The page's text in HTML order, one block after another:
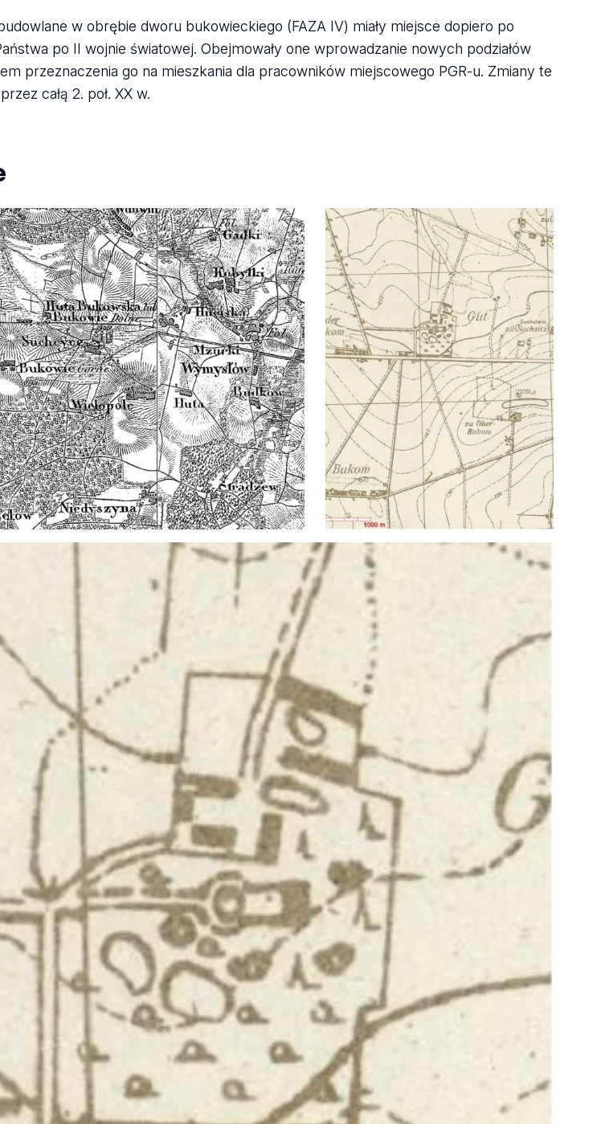
w obrębie dworu bukowieckiego (FAZA IV) miały miejsce dopiero po
po II wojnie światowej. Obejmowały one wprowadzanie nowych podziałów
przeznaczenia go na mieszkania dla pracowników miejscowego PGR-u. Zmiany te
całą 2. poł. XX w.